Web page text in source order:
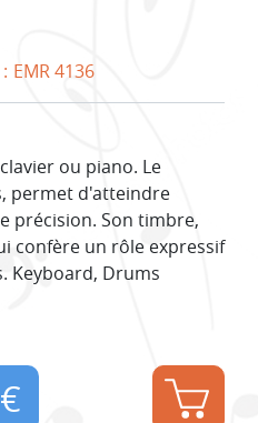
EMR 4136
ou piano. Le
permet d'atteindre
précision. Son timbre,
confère un rôle expressif
Keyboard, Drums
€